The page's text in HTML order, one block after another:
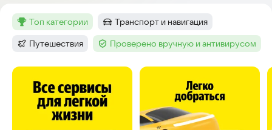
Метка:
топ категории Категория:
Транспорт и навигация
Категория:
Путешествия Тег :Проверено вручную и антивирусом
Скриншоты